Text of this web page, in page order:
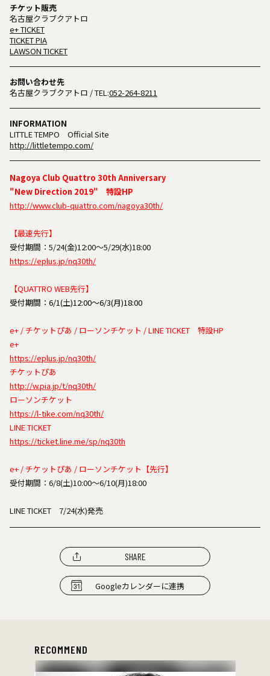
チケット販売
名古屋クラブクアトロ
e+ TICKET
TICKET PIA
LAWSON TICKET
お問い合わせ先
名古屋クラブクアトロ / TEL:052-264-8211
INFORMATION
LITTLE TEMPO Official Site
http://littletempo.com/
Nagoya Club Quattro 30th Anniversary
"New Direction 2019" 特設HP
http://www.club-quattro.com/nagoya30th/
【最速先行】
受付期間：5/24(金)12:00～5/29(水)18:00
https://eplus.jp/nq30th/
【QUATTRO WEB先行】
受付期間：6/1(土)12:00～6/3(月)18:00
e+ / チケットぴあ / ローソンチケット / LINE TICKET 特設HP
e+
https://eplus.jp/nq30th/
チケットぴあ
http://w.pia.jp/t/nq30th/
ローソンチケット
https://l-tike.com/nq30th/
LINE TICKET
https://ticket.line.me/sp/nq30th
e+ / チケットぴあ / ローソンチケット【先行】
受付期間：6/8(土)10:00～6/10(月)18:00
LINE TICKET 7/24(水)発売
SHARE
Googleカレンダーに連携
RECOMMEND